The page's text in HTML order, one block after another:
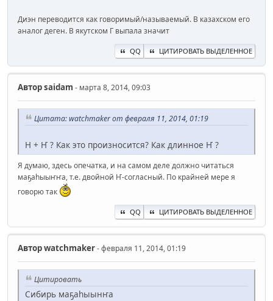
Диэн переводится как говоримый/называемый. В казахском его
аналог деген. В якутском Г выпала значит
QQ ЦИТИРОВАТЬ ВЫДЕЛЕННОЕ
Авторsaidam - марта 8, 2014, 09:03
Цитата: watchmaker от февраля 11, 2014, 01:19
Н + Ҥ ? Как это произносится? Как длинное Ҥ ?
Я думаю, здесь опечатка, и на самом деле должно читаться
маҕаһыыҥҥа, т.е. двойной Ҥ-согласный. По крайней мере я
говорю так
QQ ЦИТИРОВАТЬ ВЫДЕЛЕННОЕ
Авторwatchmaker- февраля 11, 2014, 01:19
Цитировать
Сибирь маҕаһыынҥа